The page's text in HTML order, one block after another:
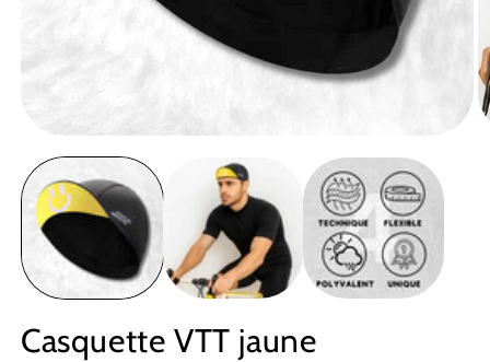
média
1
dans
une
fenêtre
modale
Casquette VTT jaune